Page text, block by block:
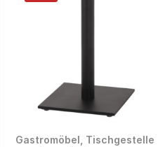
Gastromöbel Tischgestelle